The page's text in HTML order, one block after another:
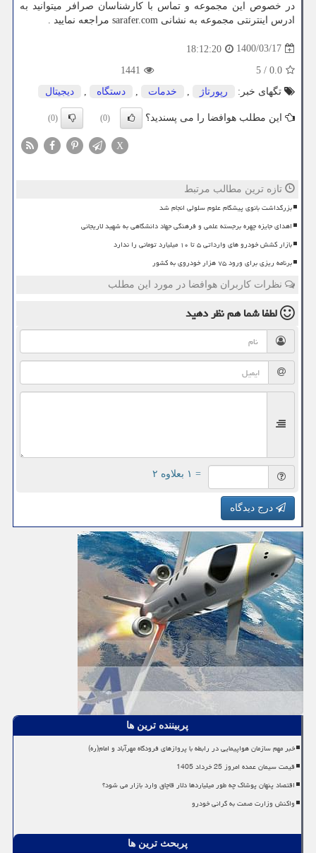
در خصوص این مجموعه و تماس با کارشناسان صرافر میتوانید به
ادرس اینترنتی مجموعه به نشانی sarafer.com مراجعه نمایید .
1400/03/17
18:12:20
0.0
/
5
1441
تگهای خبر:
رپورتاژ , خدمات , دستگاه , دیجیتال
این مطلب هوافضا را می پسندید؟ (0)
(0)
X
تازه ترین مطالب مرتبط
بزرگداشت بانوی پیشگام علوم سلولی انجام شد
اهدای جایزه چهره برجسته علمی و فرهنگی جهاد دانشگاهی به شهید لاریجانی
بازار کشش خودرو های وارداتی ۵ تا ۱۰ میلیارد تومانی را ندارد
برنامه ریزی برای ورود ۷۵ هزار خودروی به کشور
نظرات کاربران هوافضا در مورد این مطلب
لطفا شما همنظر دهید
= ۱ بعلاوه ۲
درج دیدگاه
پربیننده ترین ها
خبر مهم سازمان هواپیمایی در رابطه با پروازهای فرودگاه مهرآباد و امام(ره)
قیمت سیمان عمده امروز 25 خرداد 1405
اقتصاد پنهان پوشاک چه طور میلیاردها دلار قاچاق وارد بازار می شود؟
واکنش وزارت صمت به گرانی خودرو
پربحث ترین ها